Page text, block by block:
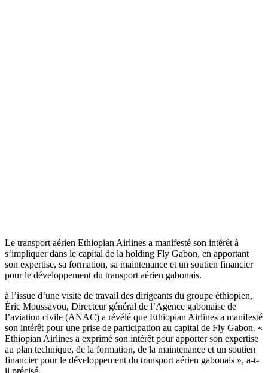
Le transport aérien Ethiopian Airlines a manifesté son intérêt à
s’impliquer dans le capital de la holding Fly Gabon, en apportant
son expertise, sa formation, sa maintenance et un soutien financier
pour le développement du transport aérien gabonais.
à l’issue d’une visite de travail des dirigeants du groupe éthiopien,
Éric Moussavou, Directeur général de l’Agence gabonaise de
l’aviation civile (ANAC) a révélé que Ethiopian Airlines a manifesté
son intérêt pour une prise de participation au capital de Fly Gabon. «
Ethiopian Airlines a exprimé son intérêt pour apporter son expertise
au plan technique, de la formation, de la maintenance et un soutien
financier pour le développement du transport aérien gabonais », a-t-
il précisé.